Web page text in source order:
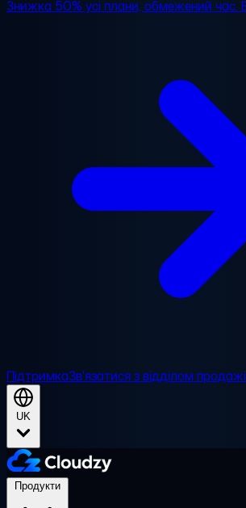
Знижка 50% усі плани, обмежений час.
ПідтримкаЗв'язатися з відділом
UK